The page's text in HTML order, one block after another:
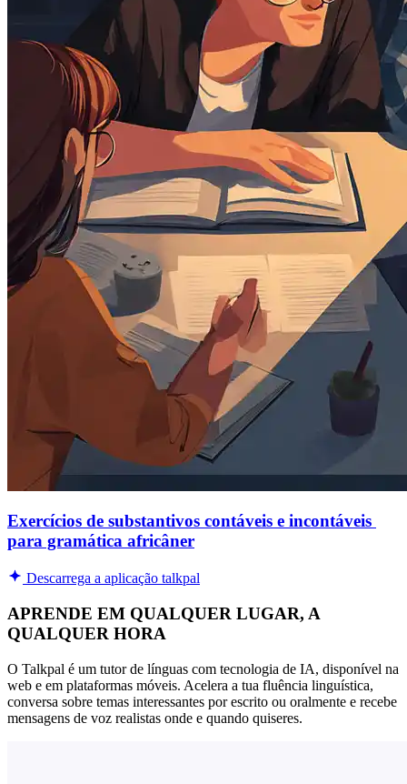
Exercícios de substantivos contáveis ​​e incontáveis ​​
para gramática africâner
Descarrega a aplicação talkpal
APRENDE EM QUALQUER LUGAR, A
QUALQUER HORA
O Talkpal é um tutor de línguas com tecnologia de IA, disponível na
web e em plataformas móveis. Acelera a tua fluência linguística,
conversa sobre temas interessantes por escrito ou oralmente e recebe
mensagens de voz realistas onde e quando quiseres.